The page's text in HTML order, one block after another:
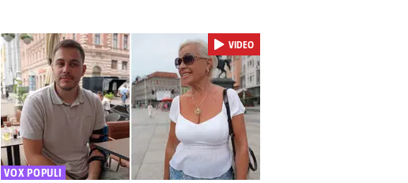
VIDEO
VOX POPULI